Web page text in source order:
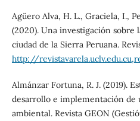
Agüero Alva, H. L., Graciela, I.,
(2020). Una investigación sobre
ciudad de la Sierra Peruana.
http://
Almánzar Fortuna, R. J. (2019).
desarrollo e implementación de
ambiental. Revista GEON